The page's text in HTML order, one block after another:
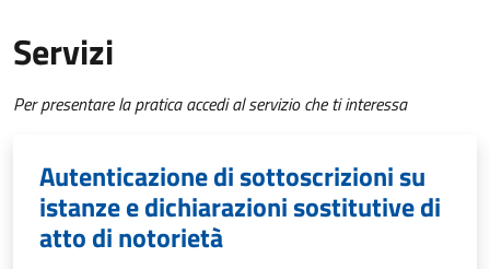
Servizi
Per presentare la pratica accedi al servizio che ti interessa
Autenticazione di sottoscrizioni su
istanze e dichiarazioni sostitutive di
atto di notorietà